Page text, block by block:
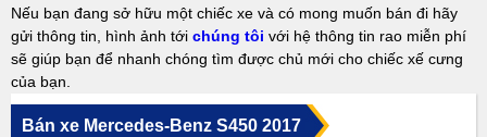
Nếu bạn đang sở hữu một chiếc xe và có mong muốn bán đi hãy
gửi thông tin, hình ảnh tới chúng tôi với hệ thông tin rao miễn phí
sẽ giúp bạn để nhanh chóng tìm được chủ mới cho chiếc xế cưng
của bạn.
Bán xe Mercedes-Benz S450 2017